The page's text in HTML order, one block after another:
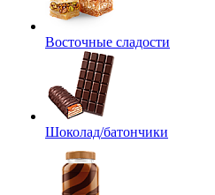
Восточные сладости
Шоколад/батончики